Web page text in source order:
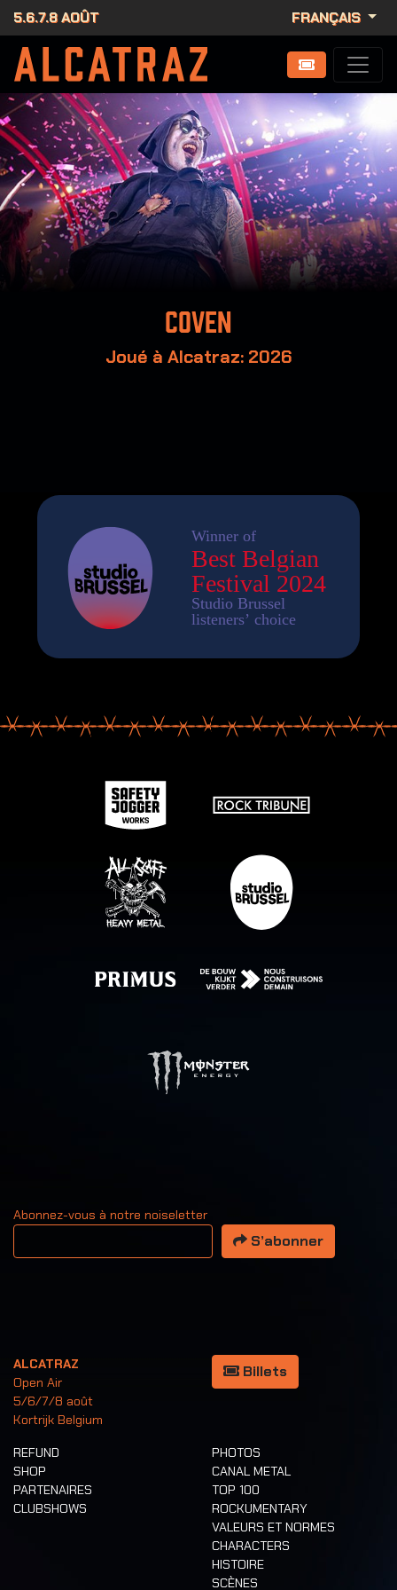
5.6.7.8 AOÛT FRANÇAIS
Coven
Joué à Alcatraz: 2026
Abonnez-vous à notre noiseletter
Votre adresse email
S’abonner
ALCATRAZ
Open Air
5/6/7/8 août
Kortrijk Belgium
Billets
REFUND
SHOP
PARTENAIRES
CLUBSHOWS
PHOTOS
CANAL METAL
TOP 100
ROCKUMENTARY
VALEURS ET NORMES
CHARACTERS
HISTOIRE
SCÈNES